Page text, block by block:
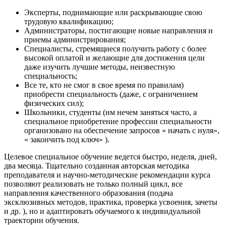
Эксперты, поднимающие или раскрывающие свою
трудовую квалификацию;
Администраторы, постигающие новые направления и
приемы администрирования;
Специалисты, стремящиеся получить работу с более
высокой оплатой и желающие для достижения цели
даже изучить лучшие методы, неизвестную
специальность;
Все те, кто не смог в свое время по правилам)
приобрести специальность (даже, с ограничением
физических сил);
Школьники, студенты (им нечем заняться часто, а
специальное приобретение профессии специальности
организовано на обеспечение запросов « начать с нуля»,
« закончить под ключ» ).
Целевое специальное обучение ведется быстро, неделя, дней,
два месяца. Тщательно созданная авторская методика
преподавателя и научно-методические рекомендации курса
позволяют реализовать не только полный цикл, все
направления качественного образования (подача
эксклюзивных методов, практика, проверка усвоения, зачеты
и др. ), но и адаптировать обучаемого к индивидуальной
траектории обучения.